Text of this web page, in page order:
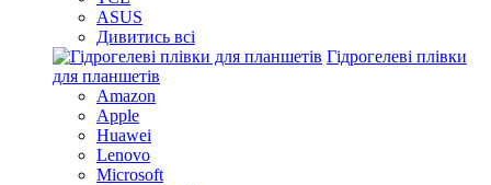
ASUS
Дивитись всі
Гідрогелеві плівки
для планшетів
Amazon
Apple
Huawei
Lenovo
Microsoft